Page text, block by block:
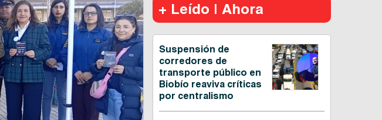
+ Leído | Ahora
Suspensión de
corredores de
transporte público en
Biobío reaviva críticas
por centralismo